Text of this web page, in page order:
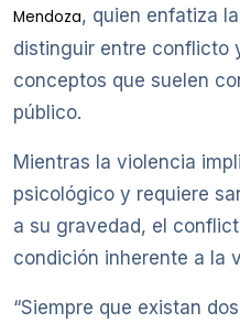
Mendoza, quien enfatiza
distinguir entre conflicto
conceptos que suelen
público.
Mientras la violencia
psicológico y requiere
a su gravedad, el
condición inherente a la
“Siempre que existan